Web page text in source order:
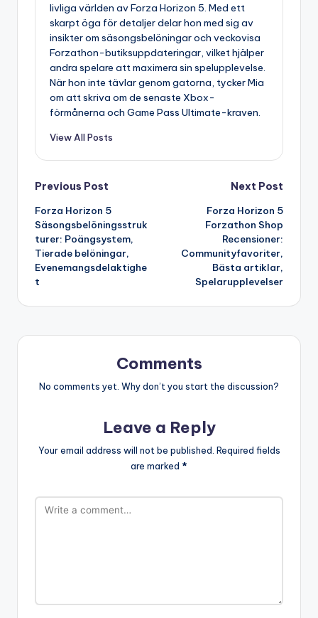
livliga världen av Forza Horizon 5. Med ett
skarpt öga för detaljer delar hon med sig av
insikter om säsongsbelöningar och veckovisa
Forzathon-butiksuppdateringar, vilket hjälper
andra spelare att maximera sin spelupplevelse.
När hon inte tävlar genom gatorna, tycker Mia
om att skriva om de senaste Xbox-
förmånerna och Game Pass Ultimate-kraven.
View All Posts
Post
navigation
Previous Post
Forza Horizon 5
Säsongsbelöningsstruk
turer: Poängsystem,
Tierade belöningar,
Evenemangsdelaktighe
t
Next Post
Forza Horizon 5
Forzathon Shop
Recensioner:
Communityfavoriter,
Bästa artiklar,
Spelarupplevelser
Comments
No comments yet. Why don’t you start the discussion?
Leave a Reply
Your email address will not be published. Required fields
are marked *